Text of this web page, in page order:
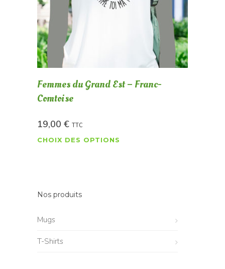
Femmes du Grand Est – Franc-
Comtoise
19,00 € TTC
CHOIX DES OPTIONS
Nos produits
Mugs
T-Shirts